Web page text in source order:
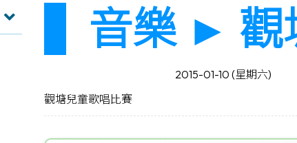
音樂 ► 觀
2015-01-10 (星期六)
觀塘兒童歌唱比賽